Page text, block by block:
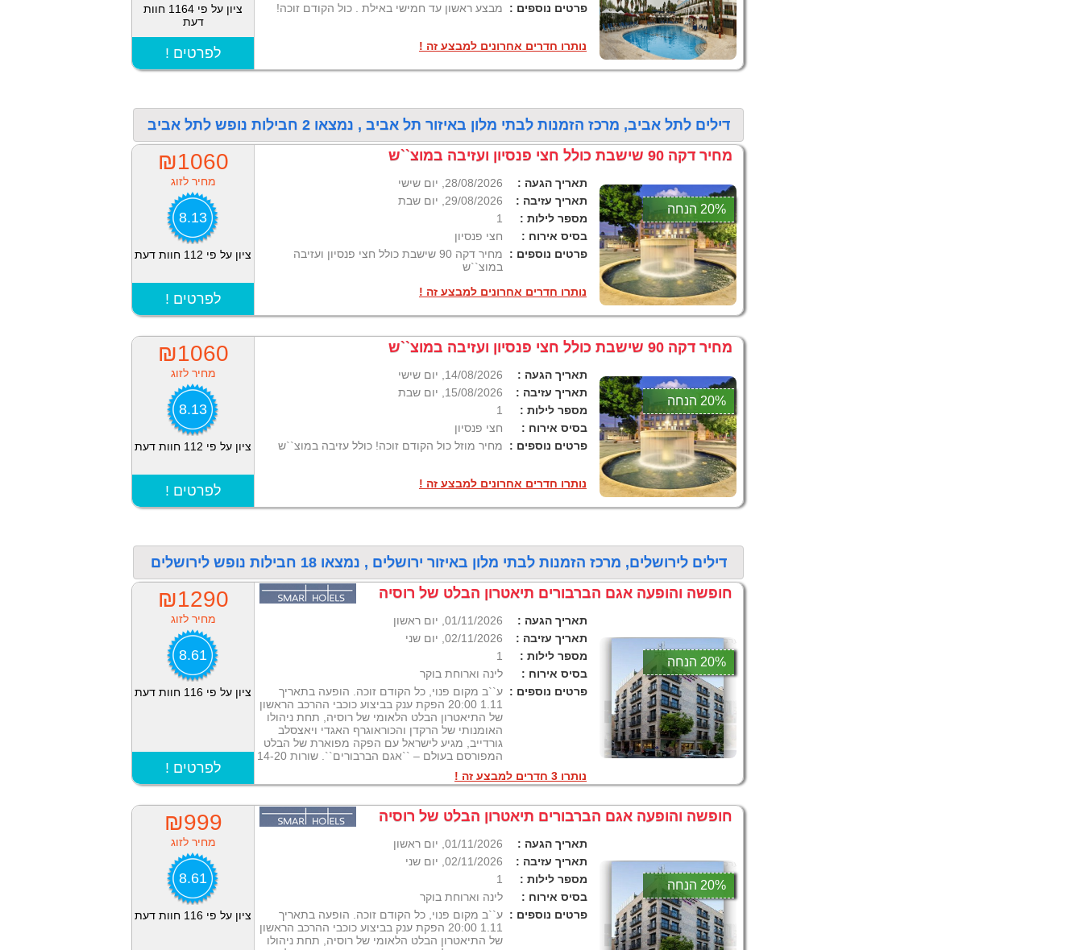
ציון על פי 1164 חוות
דעת
! לפרטים
פרטים נוספים :
מבצע ראשון עד חמישי באילת . כול הקודם זוכה!
נותרו חדרים אחרונים למבצע זה !
דילים לתל אביב, מרכז הזמנות לבתי מלון באיזור תל אביב , נמצאו 2 חבילות נופש לתל אביב
₪1060
מחיר לזוג
8.13
ציון על פי 112 חוות דעת
! לפרטים
מחיר דקה 90 שישבת כולל חצי פנסיון ועזיבה במוצ``ש
תאריך הגעה :
28/08/2026, יום שישי
תאריך עזיבה :
29/08/2026, יום שבת
מספר לילות :
1
בסיס אירוח :
חצי פנסיון
פרטים נוספים :
מחיר דקה 90 שישבת כולל חצי פנסיון ועזיבה
במוצ``ש
נותרו חדרים אחרונים למבצע זה !
20% הנחה
₪1060
מחיר לזוג
8.13
ציון על פי 112 חוות דעת
! לפרטים
מחיר דקה 90 שישבת כולל חצי פנסיון ועזיבה במוצ``ש
תאריך הגעה :
14/08/2026, יום שישי
תאריך עזיבה :
15/08/2026, יום שבת
מספר לילות :
1
בסיס אירוח :
חצי פנסיון
פרטים נוספים :
מחיר מוזל כול הקודם זוכה! כולל עזיבה במוצ``ש
נותרו חדרים אחרונים למבצע זה !
20% הנחה
דילים לירושלים, מרכז הזמנות לבתי מלון באיזור ירושלים , נמצאו 18 חבילות נופש לירושלים
₪1290
מחיר לזוג
8.61
ציון על פי 116 חוות דעת
! לפרטים
חופשה והופעה אגם הברבורים תיאטרון הבלט של רוסיה
תאריך הגעה :
01/11/2026, יום ראשון
תאריך עזיבה :
02/11/2026, יום שני
מספר לילות :
1
בסיס אירוח :
לינה וארוחת בוקר
פרטים נוספים : ע``ב מקום פנוי, כל הקודם זוכה. הופעה בתאריך
1.11 20:00 הפקת ענק בביצוע כוכבי ההרכב הראשון
של התיאטרון הבלט הלאומי של רוסיה, תחת ניהולו
האומנותי של הרקדן והכוראוגרף האגדי ויאצסלב
גורדייב, מגיע לישראל עם הפקה מפוארת של הבלט
המפורסם בעולם – ``אגם הברבורים``. שורות 14-20
נותרו 3 חדרים למבצע זה !
20% הנחה
₪999
מחיר לזוג
8.61
ציון על פי 116 חוות דעת
חופשה והופעה אגם הברבורים תיאטרון הבלט של רוסיה
תאריך הגעה :
01/11/2026, יום ראשון
תאריך עזיבה :
02/11/2026, יום שני
מספר לילות :
1
בסיס אירוח :
לינה וארוחת בוקר
פרטים נוספים : ע``ב מקום פנוי, כל הקודם זוכה. הופעה בתאריך
1.11 20:00 הפקת ענק בביצוע כוכבי ההרכב הראשון
של התיאטרון הבלט הלאומי של רוסיה, תחת ניהולו
20% הנחה